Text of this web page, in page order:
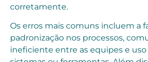
corretamente.
Os erros mais comuns incluem a
padronização nos processos,
ineficiente entre as equipes e